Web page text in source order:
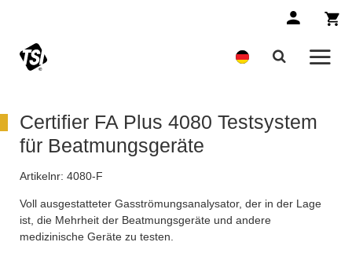
Certifier FA Plus 4080 Testsystem
für Beatmungsgeräte
Artikelnr: 4080-F
Voll ausgestatteter Gasströmungsanalysator, der in der Lage
ist, die Mehrheit der Beatmungsgeräte und andere
medizinische Geräte zu testen.